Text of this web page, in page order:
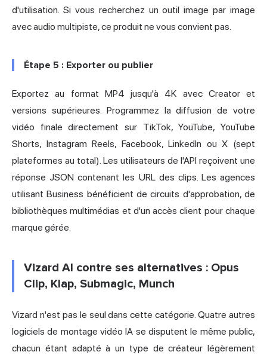
d'utilisation. Si vous recherchez un outil image par image
avec audio multipiste, ce produit ne vous convient pas.
Étape 5 : Exporter ou publier
Exportez au format MP4 jusqu'à 4K avec Creator et
versions supérieures. Programmez la diffusion de votre
vidéo finale directement sur TikTok, YouTube, YouTube
Shorts, Instagram Reels, Facebook, LinkedIn ou X (sept
plateformes au total). Les utilisateurs de l'API reçoivent une
réponse JSON contenant les URL des clips. Les agences
utilisant Business bénéficient de circuits d'approbation, de
bibliothèques multimédias et d'un accès client pour chaque
marque gérée.
Vizard AI contre ses alternatives : Opus
Clip, Klap, Submagic, Munch
Vizard n'est pas le seul dans cette catégorie. Quatre autres
logiciels de montage vidéo IA se disputent le même public,
chacun étant adapté à un type de créateur légèrement